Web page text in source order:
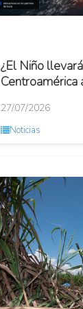
¿El Niño
Centroamérica
27/07/2026
Noticias